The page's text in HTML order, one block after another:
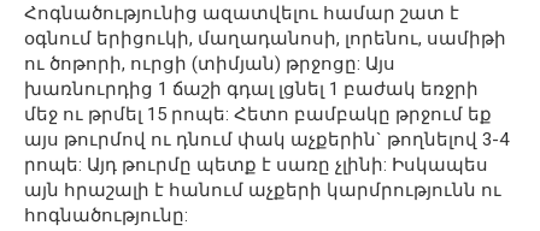
Հոգնածությունից ազատվելու համար շատ է
օգնում երիցուկի, մաղադանոսի, լորենու, սամիթի
ու ծոթորի, ուրցի (տիմյան) թրջոցը: Այս
խառնուրդից 1 ճաշի գդալ լցնել 1 բաժակ եռջրի
մեջ ու թրմել 15 րոպե: Հետո բամբակը թրջում եք
այս թուրմով ու դնում փակ աչքերին` թողնելով 3-4
րոպե: Այդ թուրմը պետք է սառը չլինի: Իսկապես
այն հրաշալի է հանում աչքերի կարմրությունն ու
հոգնածությունը: